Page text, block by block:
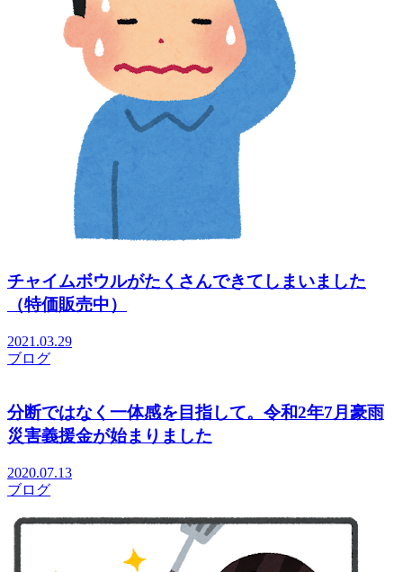
チャイムボウルがたくさんできてしまいました
（特価販売中）
2021.03.29
ブログ
分断ではなく一体感を目指して。令和2年7月豪雨
災害義援金が始まりました
2020.07.13
ブログ